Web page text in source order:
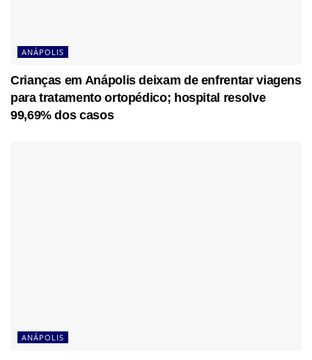
ANÁPOLIS
Crianças em Anápolis deixam de enfrentar viagens
para tratamento ortopédico; hospital resolve
99,69% dos casos
ANÁPOLIS